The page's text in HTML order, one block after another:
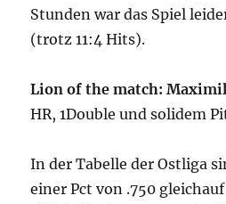
Stunden war das Spiel
(trotz 11:4 Hits).
Lion of the match:
HR, 1Double und solidem
In der Tabelle der Ostliga
einer Pct von .750